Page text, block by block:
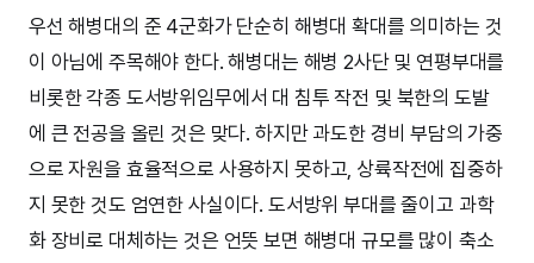
우선 해병대의 준 4군화가 단순히 해병대 확대를 의미하는 것
이 아님에 주목해야 한다. 해병대는 해병 2사단 및 연평부대를
비롯한 각종 도서방위임무에서 대 침투 작전 및 북한의 도발
에 큰 전공을 올린 것은 맞다. 하지만 과도한 경비 부담의 가중
으로 자원을 효율적으로 사용하지 못하고, 상륙작전에 집중하
지 못한 것도 엄연한 사실이다. 도서방위 부대를 줄이고 과학
화 장비로 대체하는 것은 언뜻 보면 해병대 규모를 많이 축소